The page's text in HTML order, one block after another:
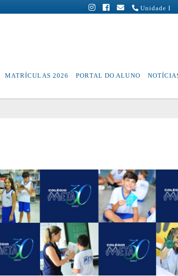
Unidade I
MATRÍCULAS 2026 PORTAL DO ALUNO